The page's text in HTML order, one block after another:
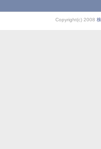
Copyright(c) 2008